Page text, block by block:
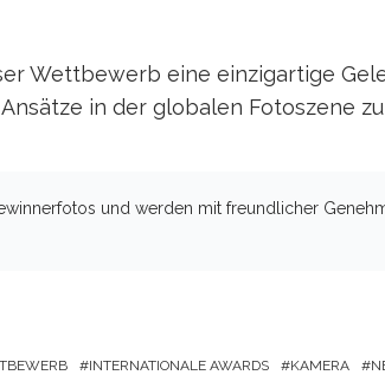
Wettbewerb eine einzigartige
in der globalen Fotoszene
und werden mit freundlicher
INTERNATIONALE AWARDS KAMERA